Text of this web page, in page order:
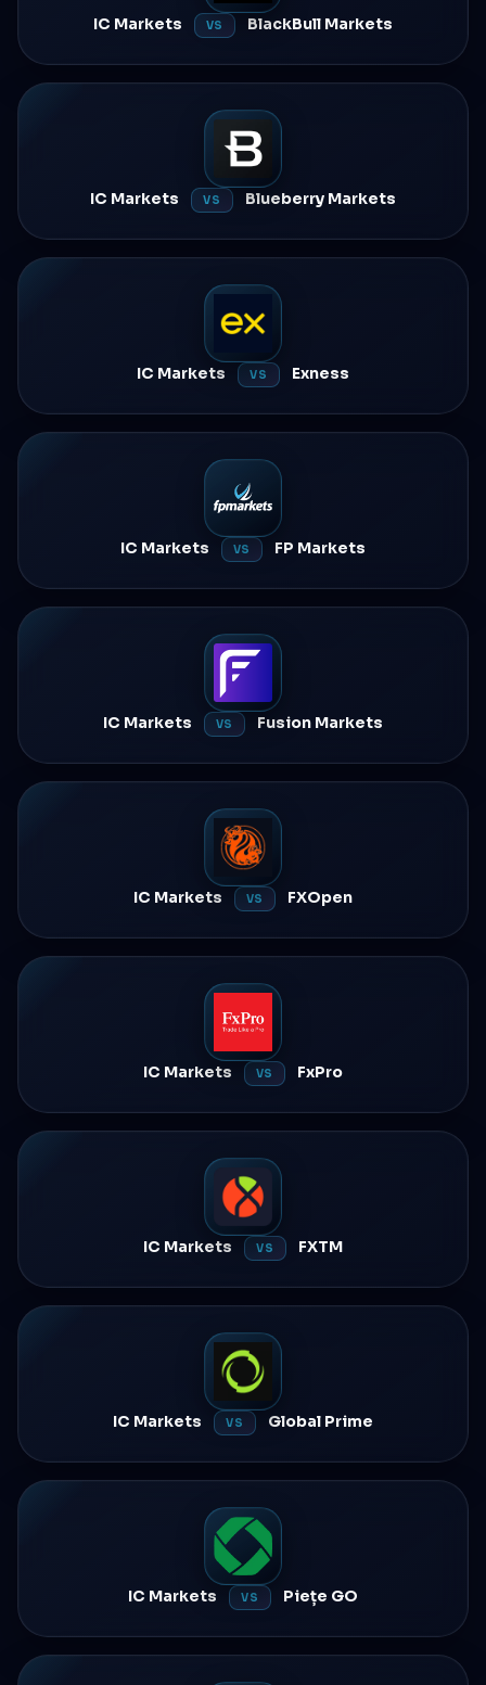
IC Markets VS BlackBull Markets
IC Markets VS Blueberry Markets
IC Markets VS Exness
IC Markets VS FP Markets
IC Markets VS Fusion Markets
IC Markets VS FXOpen
IC Markets VS FxPro
IC Markets VS FXTM
IC Markets VS Global Prime
IC Markets VS Piețe GO